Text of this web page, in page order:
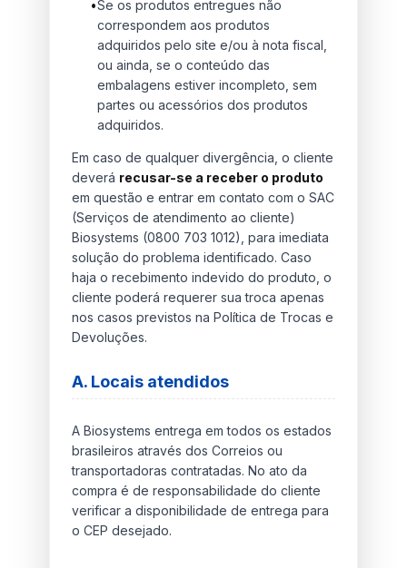
•Se os produtos entregues não
correspondem aos produtos
adquiridos pelo site e/ou à nota fiscal,
ou ainda, se o conteúdo das
embalagens estiver incompleto, sem
partes ou acessórios dos produtos
adquiridos.
Em caso de qualquer divergência, o cliente
deverá recusar-se a receber o produto
em questão e entrar em contato com o SAC
(Serviços de atendimento ao cliente)
Biosystems (0800 703 1012), para imediata
solução do problema identificado. Caso
haja o recebimento indevido do produto, o
cliente poderá requerer sua troca apenas
nos casos previstos na Política de Trocas e
Devoluções.
A. Locais atendidos
A Biosystems entrega em todos os estados
brasileiros através dos Correios ou
transportadoras contratadas. No ato da
compra é de responsabilidade do cliente
verificar a disponibilidade de entrega para
o CEP desejado.